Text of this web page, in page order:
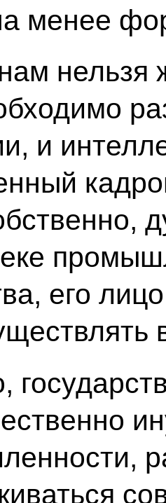
менее
нельзя
и
его